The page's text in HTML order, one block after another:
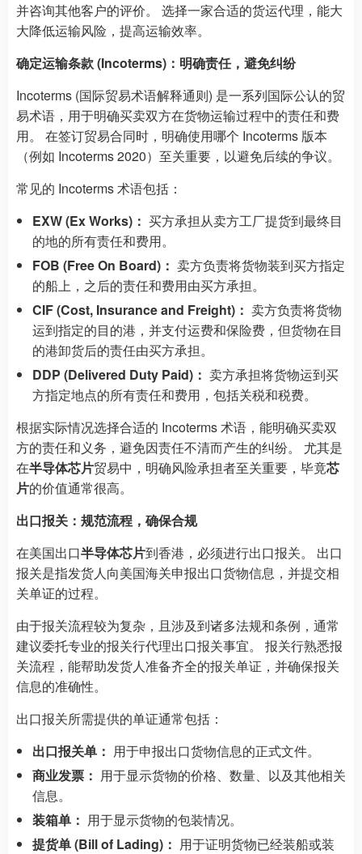
并咨询其他客户的评价。 选择一家合适的货运代理，能大
大降低运输风险，提高运输效率。
确定运输条款 (Incoterms)：明确责任，避免纠纷
Incoterms (国际贸易术语解释通则) 是一系列国际公认的贸
易术语，用于明确买卖双方在货物运输过程中的责任和费
用。 在签订贸易合同时，明确使用哪个 Incoterms 版本
（例如 Incoterms 2020）至关重要，以避免后续的争议。
常见的 Incoterms 术语包括：
EXW (Ex Works)： 买方承担从卖方工厂提货到最终目
的地的所有责任和费用。
FOB (Free On Board)： 卖方负责将货物装到买方指定
的船上，之后的责任和费用由买方承担。
CIF (Cost, Insurance and Freight)： 卖方负责将货物
运到指定的目的港，并支付运费和保险费，但货物在目
的港卸货后的责任由买方承担。
DDP (Delivered Duty Paid)： 卖方承担将货物运到买
方指定地点的所有责任和费用，包括关税和税费。
根据实际情况选择合适的 Incoterms 术语，能明确买卖双
方的责任和义务，避免因责任不清而产生的纠纷。 尤其是
在半导体芯片贸易中，明确风险承担者至关重要，毕竟芯
片的价值通常很高。
出口报关：规范流程，确保合规
在美国出口半导体芯片到香港，必须进行出口报关。 出口
报关是指发货人向美国海关申报出口货物信息，并提交相
关单证的过程。
由于报关流程较为复杂，且涉及到诸多法规和条例，通常
建议委托专业的报关行代理出口报关事宜。 报关行熟悉报
关流程，能帮助发货人准备齐全的报关单证，并确保报关
信息的准确性。
出口报关所需提供的单证通常包括：
出口报关单： 用于申报出口货物信息的正式文件。
商业发票： 用于显示货物的价格、数量、以及其他相关
信息。
装箱单： 用于显示货物的包装情况。
提货单 (Bill of Lading)： 用于证明货物已经装船或装